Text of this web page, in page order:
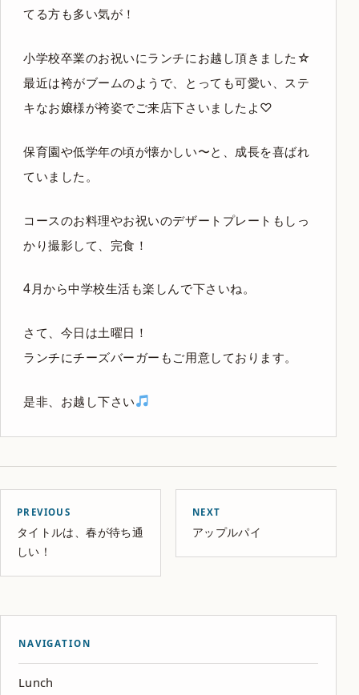
てる方も多い気が！
小学校卒業のお祝いにランチにお越し頂きました☆
最近は袴がブームのようで、とっても可愛い、ステ
キなお嬢様が袴姿でご来店下さいましたよ♡
保育園や低学年の頃が懐かしい〜と、成長を喜ばれ
ていました。
コースのお料理やお祝いのデザートプレートもしっ
かり撮影して、完食！
4月から中学校生活も楽しんで下さいね。
さて、今日は土曜日！
ランチにチーズバーガーもご用意しております。
是非、お越し下さい
PREVIOUS
タイトルは、春が待ち通
しい！
NEXT
アップルパイ
NAVIGATION
Lunch